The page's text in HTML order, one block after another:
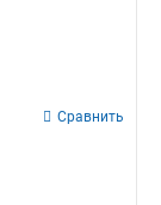
Сравнить